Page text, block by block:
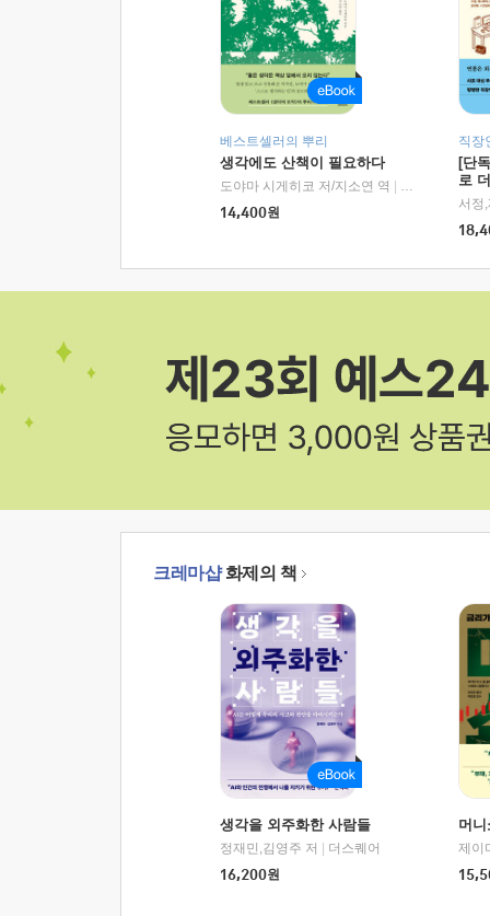
베스트셀러의 뿌리
생각에도 산책이 필요하다
도야마 시게히코 저/지소연 역
알에이치코리
14,400원
직장
[단
로
크레마샵화제의 책
생각을 외주화한 사람들
정재민,김영주 저
더스퀘어
16,200원
머